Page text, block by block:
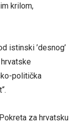
krilom,
istinski ’desnog’
politička
za hrvatsku